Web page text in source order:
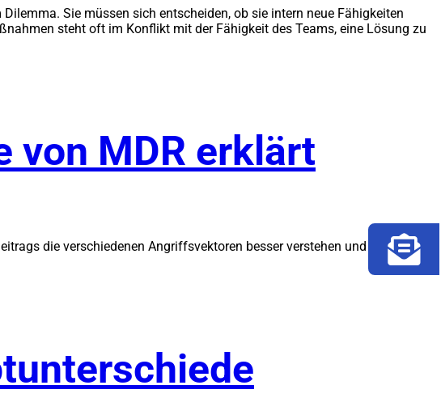
Sie müssen sich entscheiden, ob sie intern neue Fähigkeiten
steht oft im Konflikt mit der Fähigkeit des Teams, eine Lösung zu
von MDR erklärt
die verschiedenen Angriffsvektoren besser verstehen und praktische